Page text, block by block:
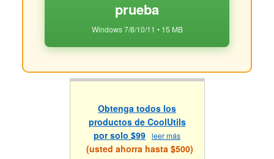
prueba
Windows 7/8/10/11 • 15 MB
Obtenga todos los
productos de CoolUtils
por solo $99 leer más
(usted ahorra hasta $500)